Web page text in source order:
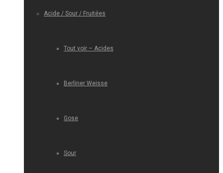
Acide / Sour / Fruitées
Tout voir – Acides
Berliner Weisse
Gose
Sour